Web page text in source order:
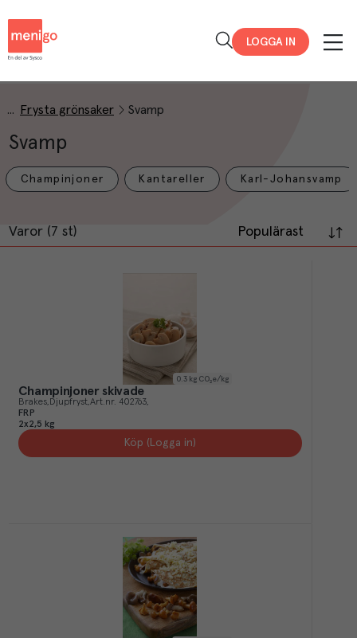
LOGGA IN
Frysta grönsaker Svamp
Svamp
Champinjoner Kantareller Karl-Johansvamp
Varor (7 st) Populärast
0.3 kg CO₂e/kg
Champinjoner skivade
Brakes Djupfryst Art.nr. 402763
FRP
2x2,5 kg
Köp (Logga in)